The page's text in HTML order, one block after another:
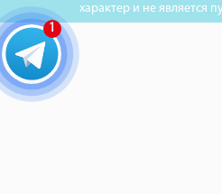
характер и не является